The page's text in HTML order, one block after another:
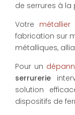
de serrures à
Votre
fabrication sur
métalliques,
Pour un
serrurerie
solution
dispositifs de